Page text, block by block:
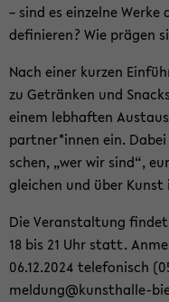
– sind es ein­zel­ne
de­fi­nie­ren? Wie prä­gen
Nach einer kur­zen
zu Ge­trän­ken und
einem leb­haf­ten
part­ner*innen ein.
schen, „wer wir sind“,
glei­chen und über Kunst
Die Ver­an­stal­tung fin­det
18 bis 21 Uhr statt.
06.12.2024 te­le­fo­nisch
mel­dung@kunsthalle-​